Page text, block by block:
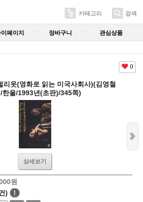
카테고리 검색
이페이지 장바구니 관심상품
0
리웃(영화로 읽는 미국사회사)(김영철
한울/1993년(초판)/345쪽)
상세보기
원
)
!